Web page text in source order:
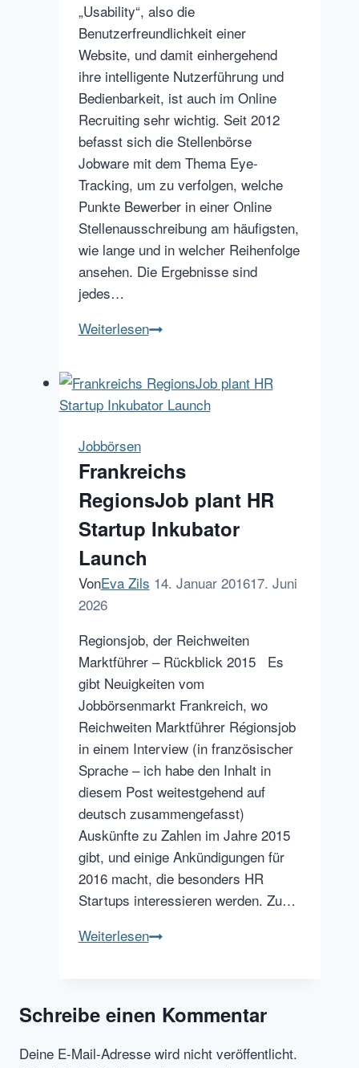
„Usability“, also die
Benutzerfreundlichkeit einer
Website, und damit einhergehend
ihre intelligente Nutzerführung und
Bedienbarkeit, ist auch im Online
Recruiting sehr wichtig. Seit 2012
befasst sich die Stellenbörse
Jobware mit dem Thema Eye-
Tracking, um zu verfolgen, welche
Punkte Bewerber in einer Online
Stellenausschreibung am häufigsten,
wie lange und in welcher Reihenfolge
ansehen. Die Ergebnisse sind
jedes…
WeiterlesenEye-
gestalten
Sie
Stellenanzeigen
richtig
Jobbörsen
Frankreichs
RegionsJob plant HR
Startup Inkubator
Launch
VonEva Zils 14. Januar 201617. Juni
2026
Regionsjob, der Reichweiten
Marktführer – Rückblick 2015 Es
gibt Neuigkeiten vom
Jobbörsenmarkt Frankreich, wo
Reichweiten Marktführer Régionsjob
in einem Interview (in französischer
Sprache – ich habe den Inhalt in
diesem Post weitestgehend auf
deutsch zusammengefasst)
Auskünfte zu Zahlen im Jahre 2015
gibt, und einige Ankündigungen für
2016 macht, die besonders HR
Startups interessieren werden. Zu…
WeiterlesenFrankreichs
Startup
Schreibe einen Kommentar
Deine E-Mail-Adresse wird nicht veröffentlicht.